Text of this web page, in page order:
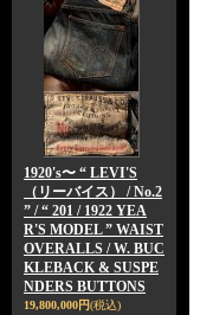
1920's〜 “ LEVI'S
（リーバイス） / No.2
” / “ 201 / 1922 YEA
R'S MODEL ” WAIST
OVERALLS / W. BUC
KLEBACK & SUSPE
NDERS BUTTONS
19,800,000円(税込)